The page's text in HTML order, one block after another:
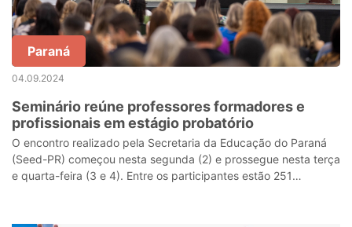
Paraná
04.09.2024
Seminário reúne professores formadores e
profissionais em estágio probatório
O encontro realizado pela Secretaria da Educação do Paraná
(Seed-PR) começou nesta segunda (2) e prossegue nesta terça
e quarta-feira (3 e 4). Entre os participantes estão 251